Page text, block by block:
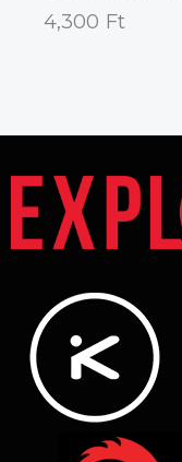
4,300 Ft